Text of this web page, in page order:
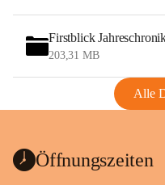
Firstblick
203,31 MB
Alle
Öffnungszeiten